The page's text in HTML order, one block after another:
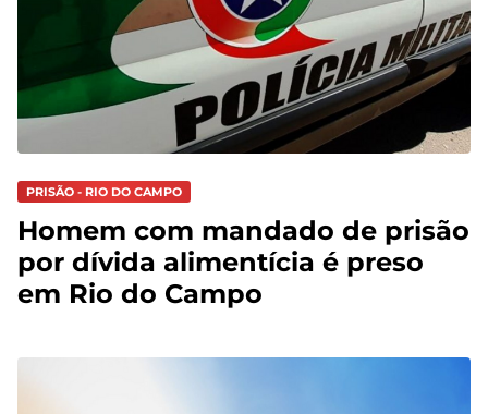
PRISÃO - RIO DO CAMPO
Homem com mandado de prisão
por dívida alimentícia é preso
em Rio do Campo